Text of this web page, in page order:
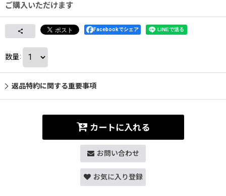
ご購入いただけます
Facebookでシェア
数量:
返品特約に関する重要事項
カートに入れる
お問い合わせ
お気に入り登録